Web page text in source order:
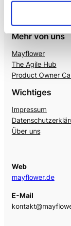
Mehr von uns
Mayflower
The Agile Hub
Product Owner
Wichtiges
Impressum
Über uns
Web
mayflower.de
E-Mail